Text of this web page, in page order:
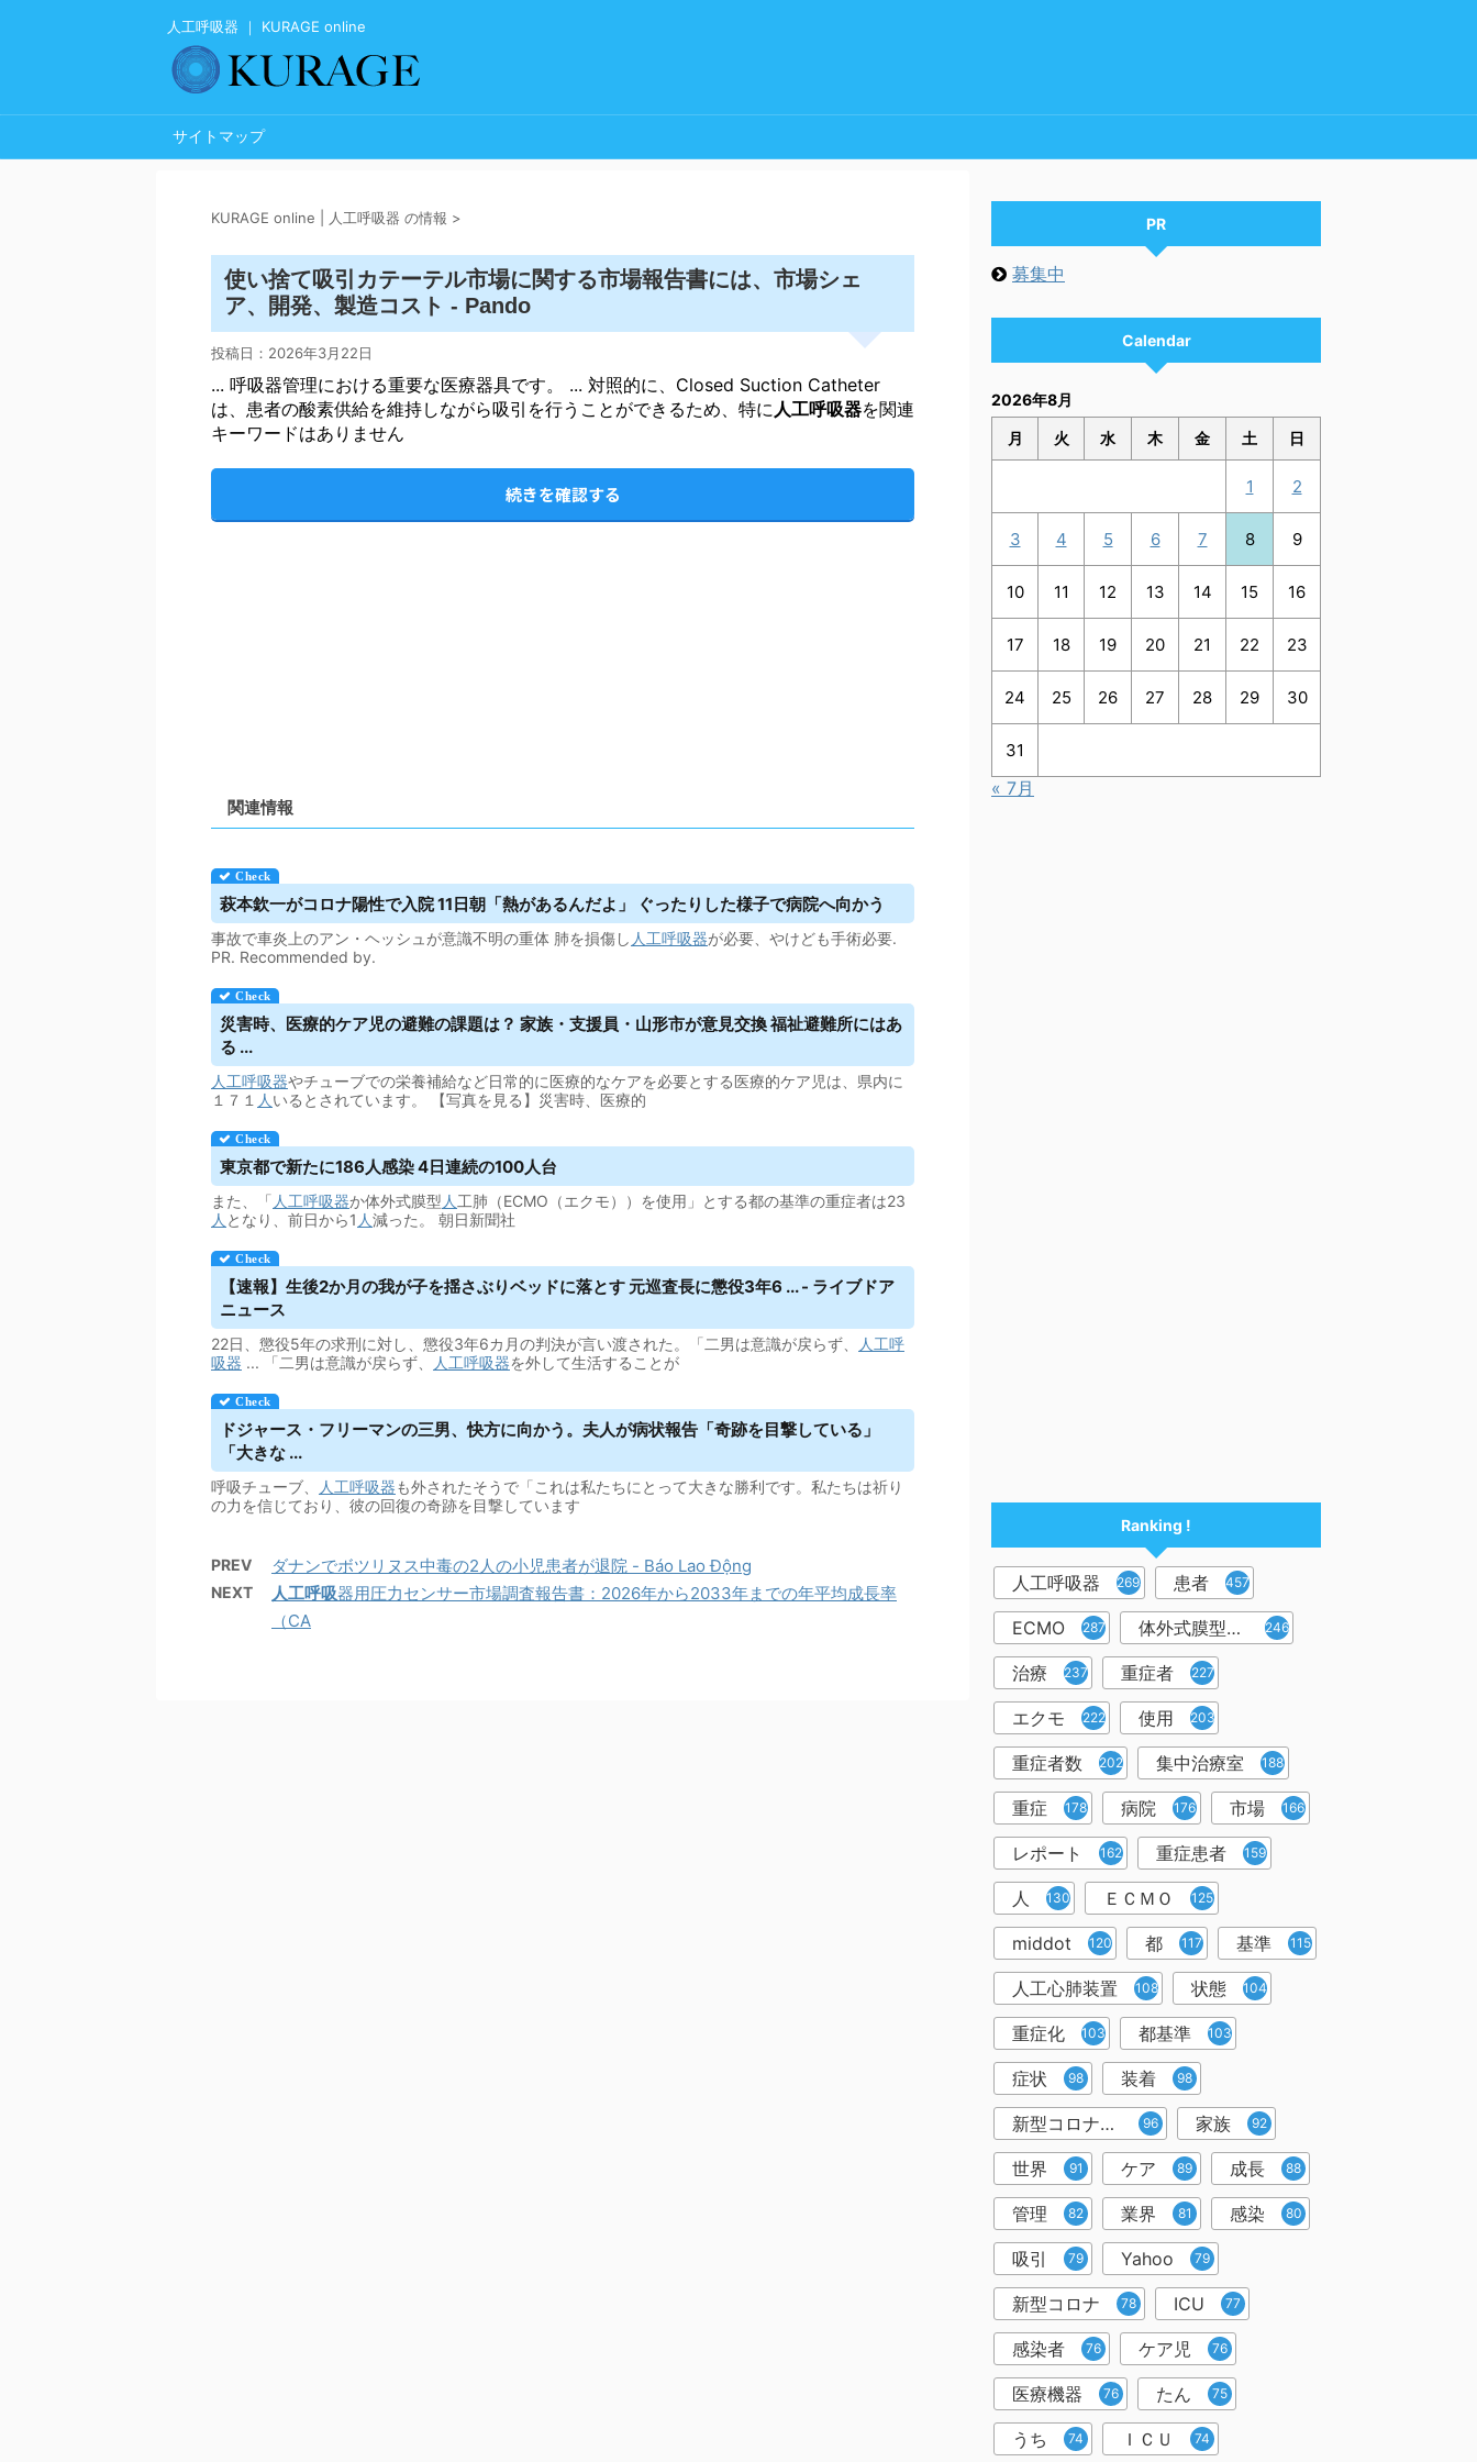
人工呼吸器 ｜ KURAGE online
サイトマップ
KURAGE online | 人工呼吸器 の情報 >
使い捨て吸引カテーテル市場に関する市場報告書には、市場シェ
ア、開発、製造コスト - Pando
投稿日： 2026年3月22日
... 呼吸器管理における重要な医療器具です。 ... 対照的に、Closed Suction Catheter
は、患者の酸素供給を維持しながら吸引を行うことができるため、特に人工呼吸器を関連
キーワードはありません
続きを確認する
関連情報
萩本欽一がコロナ陽性で入院 11日朝「熱があるんだよ」 ぐったりした様子で病院へ向かう
事故で車炎上のアン・ヘッシュが意識不明の重体 肺を損傷し 人工呼吸器が必要、やけども手術必要.
PR. Recommended by.
災害時、医療的ケア児の避難の課題は？ 家族・支援員・山形市が意見交換 福祉避難所にはあ
る ...
人工呼吸器やチューブでの栄養補給など日常的に医療的なケアを必要とする医療的ケア児は、県内に
１７１ 人 いるとされています。 【写真を見る】災害時、医療的
東京都で新たに186人感染 4日連続の100人台
また、「 人工呼吸器か体外式膜型 人 工肺（ECMO（エクモ））を使用」とする都の基準の重症者は23
人 となり、前日から1 人減った。 朝日新聞社
【速報】生後2か月の我が子を揺さぶりベッドに落とす 元巡査長に懲役3年6 ... - ライブドア
ニュース
22日、懲役5年の求刑に対し、懲役3年6カ月の判決が言い渡された。「二男は意識が戻らず、
人工呼
吸器 ... 「二男は意識が戻らず、 人工呼吸器を外して生活することが
ドジャース・フリーマンの三男、快方に向かう。夫人が病状報告「奇跡を目撃している」
「大きな ...
呼吸チューブ、 人工呼吸器も外されたそうで「これは私たちにとって大きな勝利です。私たちは祈り
の力を信じており、彼の回復の奇跡を目撃しています
PREV ダナンでボツリヌス中毒の2人の小児患者が退院 - Báo Lao Động
NEXT 人工呼吸器用圧力センサー市場調査報告書：2026年から2033年までの年平均成長率
（CA
PR
募集中
Calendar
2026年8月
月 火 水 木 金 土 日
1 2
3 4 5 6 7 8 9
10 11 12 13 14 15 16
17 18 19 20 21 22 23
24 25 26 27 28 29 30
31
« 7月
Ranking !
人工呼吸器 2698 患者 457
ECMO 287 体外式膜型人工肺 246
治療 237 重症者 227
エクモ 222 使用 203
重症者数 202 集中治療室 188
重症 178 病院 176 市場 166
レポート 162 重症患者 159
人 130 ＥＣＭＯ 125
middot 120 都 117 基準 115
人工心肺装置 108 状態 104
重症化 103 都基準 103
症状 98 装着 98
新型コロナウイルス 96 家族 92
世界 91 ケア 89 成長 88
管理 82 業界 81 感染 80
吸引 79 Yahoo 79
新型コロナ 78 ICU 77
感染者 76 ケア児 76
医療機器 76 たん 75
うち 74 ＩＣＵ 74